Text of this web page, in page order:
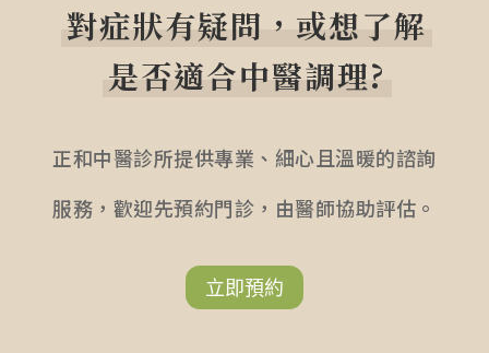
對症狀有疑問，或想了解
是否適合中醫調理?
正和中醫診所提供專業、細心且溫暖的諮詢
服務，歡迎先預約門診，由醫師協助評估。
立即預約